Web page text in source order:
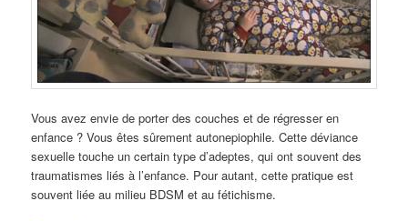
Vous avez envie de porter des couches et de régresser en
enfance ? Vous êtes sûrement autonepiophile. Cette déviance
sexuelle touche un certain type d’adeptes, qui ont souvent des
traumatismes liés à l’enfance. Pour autant, cette pratique est
souvent liée au milieu BDSM et au fétichisme.